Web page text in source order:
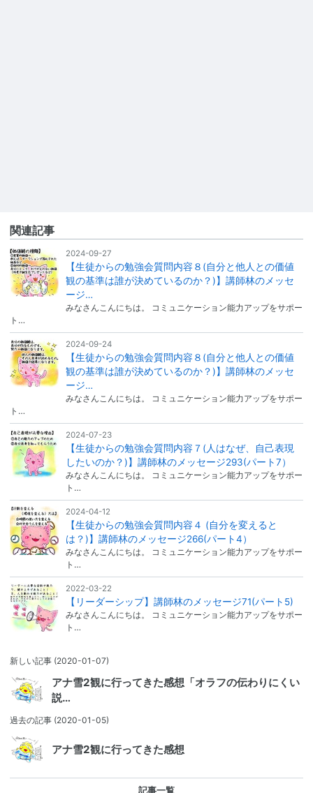
関連記事
2024-09-27
【生徒からの勉強会質問内容８(自分と他人との価値
観の基準は誰が決めているのか？)】講師林のメッセ
ージ…
みなさんこんにちは。 コミュニケーション能力アップをサポー
ト…
2024-09-24
【生徒からの勉強会質問内容８(自分と他人との価値
観の基準は誰が決めているのか？)】講師林のメッセ
ージ…
みなさんこんにちは。 コミュニケーション能力アップをサポー
ト…
2024-07-23
【生徒からの勉強会質問内容７(人はなぜ、自己表現
したいのか？)】講師林のメッセージ293(パート7）
みなさんこんにちは。 コミュニケーション能力アップをサポー
ト…
2024-04-12
【生徒からの勉強会質問内容４ (自分を変えると
は？)】講師林のメッセージ266(パート4）
みなさんこんにちは。 コミュニケーション能力アップをサポー
ト…
2022-03-22
【リーダーシップ】講師林のメッセージ71(パート5)
みなさんこんにちは。 コミュニケーション能力アップをサポー
ト…
新しい記事 (2020-01-07)
アナ雪2観に行ってきた感想「オラフの伝わりにくい
説…
過去の記事 (2020-01-05)
アナ雪2観に行ってきた感想
記事一覧